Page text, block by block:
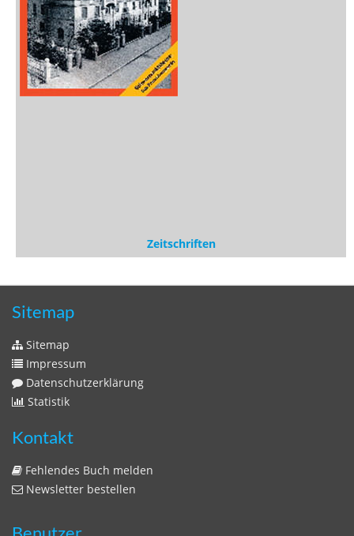
Zeitschriften
Sitemap
Sitemap
Impressum
Datenschutzerklärung
Statistik
Kontakt
Fehlendes Buch melden
Newsletter bestellen